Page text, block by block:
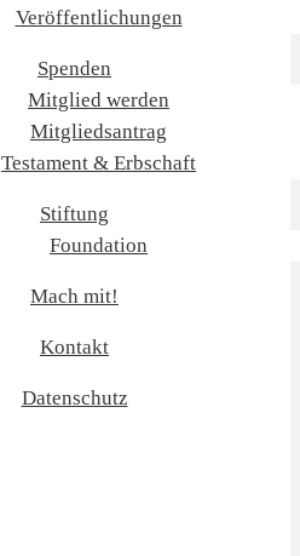
Veröffentlichungen
Spenden
Mitglied werden
Mitgliedsantrag
Testament & Erbschaft
Stiftung
Foundation
Mach mit!
Kontakt
Datenschutz